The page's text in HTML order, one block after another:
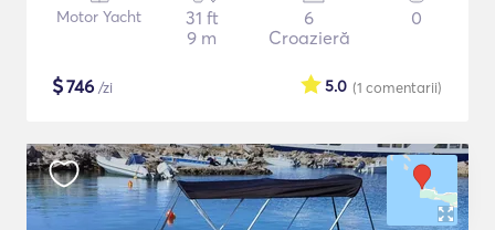
Motor Yacht
31 ft
9 m
6
Croazieră
0
$746 /zi (1 comentarii)
5.0